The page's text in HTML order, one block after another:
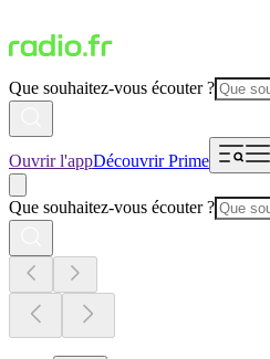
Que souhaitez-vous écouter ?
Ouvrir l'appDécouvrir Prime
Que souhaitez-vous écouter ?